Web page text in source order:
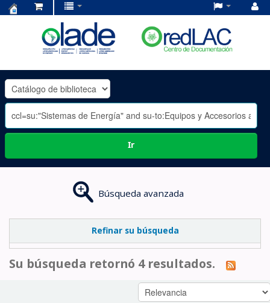
OLADE
-
Ir
Búsqueda avanzada
Refinar su búsqueda
Su búsqueda retornó 4 resultados.